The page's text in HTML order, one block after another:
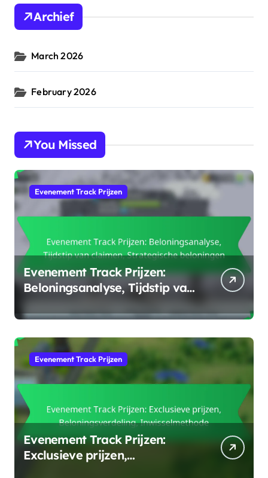
h
o
:
Archief
March 2026
February 2026
You Missed
Evenement Track Prijzen
Evenement Track Prijzen:
Beloningsanalyse, Tijdstip van
claimen, Strategische
beloningen
Evenement Track Prijzen
Evenement Track Prijzen:
Exclusieve prijzen,